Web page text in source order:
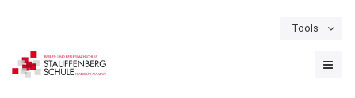
Tools
Schulportal Termine